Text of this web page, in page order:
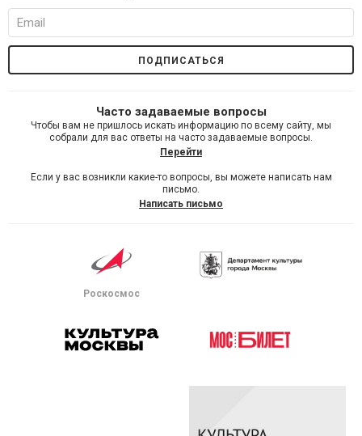
Часто задаваемые вопросы
Чтобы вам не пришлось искать информацию по всему сайту, мы
собрали для вас ответы на часто задаваемые вопросы.
Перейти
Если у вас возникли какие-то вопросы, вы можете написать нам
письмо.
Написать письмо
Роскосмос